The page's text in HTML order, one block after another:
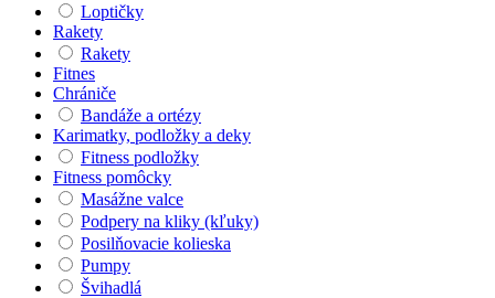
Loptičky
Rakety
Rakety
Fitnes
Chrániče
Bandáže a ortézy
Karimatky, podložky a deky
Fitness podložky
Fitness pomôcky
Masážne valce
Podpery na kliky (kľuky)
Posilňovacie kolieska
Pumpy
Švihadlá